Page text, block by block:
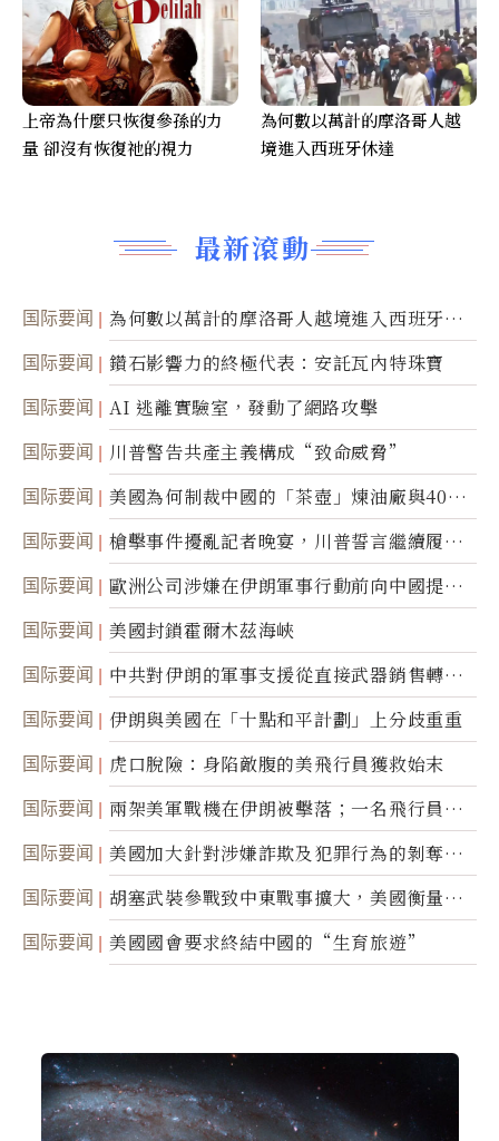
最新滾動
国际要闻
為何數以萬計的摩洛哥人越境進入西班牙休
達
国际要闻 鑽石影響力的終極代表：安託瓦內特珠寶
国际要闻 AI 逃離實驗室，發動了網路攻擊
国际要闻 川普警告共產主義構成“致命威脅”
国际要闻
美國為何制裁中國的「茶壺」煉油廠與40家
航運公司
国际要闻
槍擊事件擾亂記者晚宴，川普誓言繼續履行
職責
国际要闻
歐洲公司涉嫌在伊朗軍事行動前向中國提供
美軍基地的衛星影像
国际要闻 美國封鎖霍爾木茲海峽
国际要闻
中共對伊朗的軍事支援從直接武器銷售轉向
間接技術轉讓
国际要闻 伊朗與美國在「十點和平計劃」上分歧重重
国际要闻 虎口脫險：身陷敵腹的美飛行員獲救始末
国际要闻
兩架美軍戰機在伊朗被擊落；一名飛行員失
蹤
国际要闻
美國加大針對涉嫌詐欺及犯罪行為的剝奪公
民權力度
国际要闻
胡塞武裝參戰致中東戰事擴大，美國衡量地
面入侵的可能性
国际要闻 美國國會要求終結中國的“生育旅遊”
上帝為什麼只恢復參孫的力
量 卻沒有恢復祂的視力
為何數以萬計的摩洛哥人越
境進入西班牙休達